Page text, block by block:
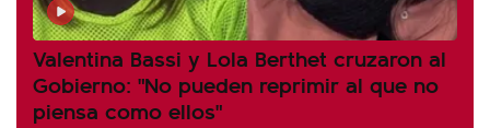
Valentina Bassi y Lola Berthet cruzaron al
Gobierno: "No pueden reprimir al que no
piensa como ellos"